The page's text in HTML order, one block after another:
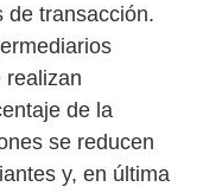
de transacción.
realizan
de la
se reducen
y, en última